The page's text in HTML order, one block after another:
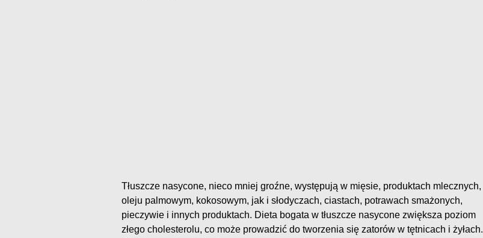
Tłuszcze nasycone, nieco mniej groźne, występują w mięsie, produktach mlecznych,
oleju palmowym, kokosowym, jak i słodyczach, ciastach, potrawach smażonych,
pieczywie i innych produktach. Dieta bogata w tłuszcze nasycone zwiększa poziom
złego cholesterolu, co może prowadzić do tworzenia się zatorów w tętnicach i żyłach.